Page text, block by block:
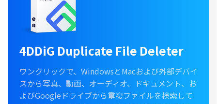
4DDiG Duplicate File Deleter
ワンクリックで、WindowsとMacおよび外部デバイ
スから写真、動画、オーディオ、ドキュメント、お
よびGoogleドライブから重複ファイルを検索して